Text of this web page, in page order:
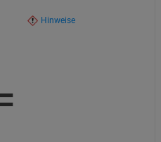
Hinweise